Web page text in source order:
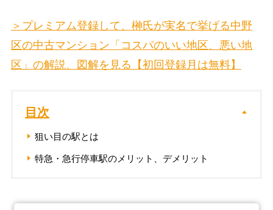
＞プレミアム登録して、榊氏が実名で挙げる中野
区の中古マンション「コスパのいい地区、悪い地
区」の解説、図解を見る【初回登録月は無料】
目次
狙い目の駅とは
特急・急行停車駅のメリット、デメリット